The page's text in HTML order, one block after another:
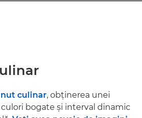
culinar, obţinerea unei
bogate şi interval dinamic